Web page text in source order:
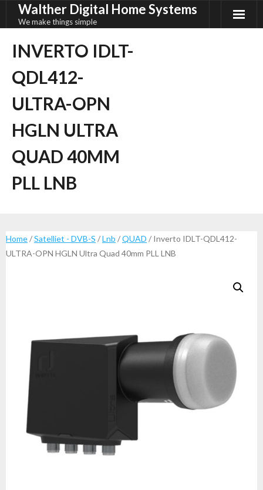
inhoud
Walther Digital Home Systems
We make things simple
INVERTO IDLT-
QDL412-
ULTRA-OPN
HGLN ULTRA
QUAD 40MM
PLL LNB
Home/Satelliet - DVB-S /Lnb /QUAD / Inverto IDLT-QDL412-
ULTRA-OPN HGLN Ultra Quad 40mm PLL LNB